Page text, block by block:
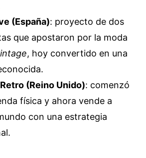
(España): proyecto de dos
que apostaron por la moda
, hoy convertido en una
(Reino Unido): comenzó
física y ahora vende a
con una estrategia